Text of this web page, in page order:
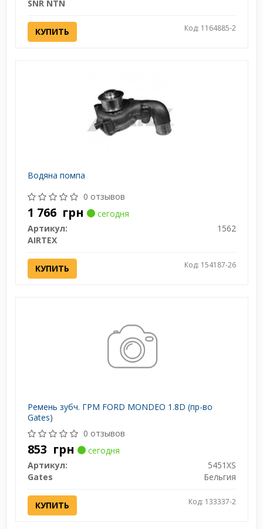
SNR NTN
КУПИТЬ Код: 1164885-2
Водяна помпа
0 отзывов
1 766 грн
сегодня
Артикул:
1562
AIRTEX
КУПИТЬ Код: 154187-26
Ремень зубч. ГРМ FORD MONDEO 1.8D (пр-во
Gates)
0 отзывов
853 грн
сегодня
Артикул:
5451XS
Gates
Бельгия
КУПИТЬ Код: 133337-2